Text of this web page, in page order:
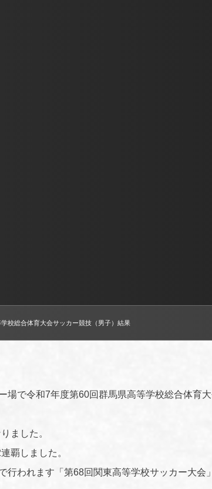
校総合体育大会サッカー競技（男子）結果
場で令和7年度第60回群馬県高等学校総合体育
ました。
覇しました。
われます「第68回関東高等学校サッカー大会